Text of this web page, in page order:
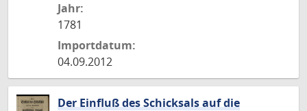
Jahr:
1781
Importdatum:
04.09.2012
Der Einfluß des Schicksals auf die